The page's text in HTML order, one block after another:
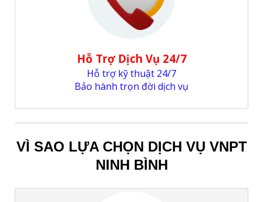
Hỗ Trợ Dịch Vụ 24/7
Hỗ trợ kỹ thuật 24/7
Bảo hành trọn đời dịch vụ
VÌ SAO LỰA CHỌN DỊCH VỤ VNPT
NINH BÌNH